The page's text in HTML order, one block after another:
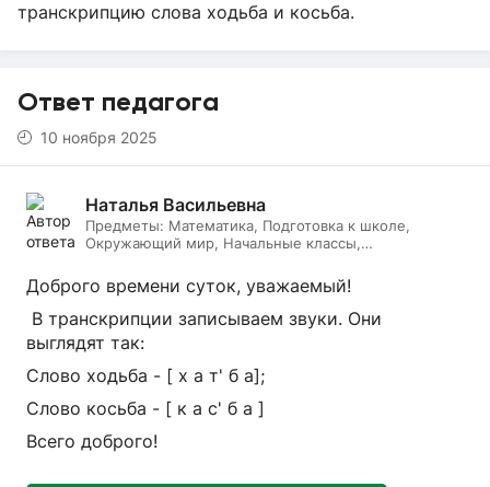
транскрипцию слова ходьба и косьба.
Ответ педагога
10 ноября 2025
Наталья Васильевна
Предметы: Математика, Подготовка к школе,
Окружающий мир, Начальные классы,
Доброго времени суток, уважаемый!
В транскрипции записываем звуки. Они
выглядят так:
Слово ходьба - [ х а т' б а];
Слово косьба - [ к а с' б а ]
Всего доброго!